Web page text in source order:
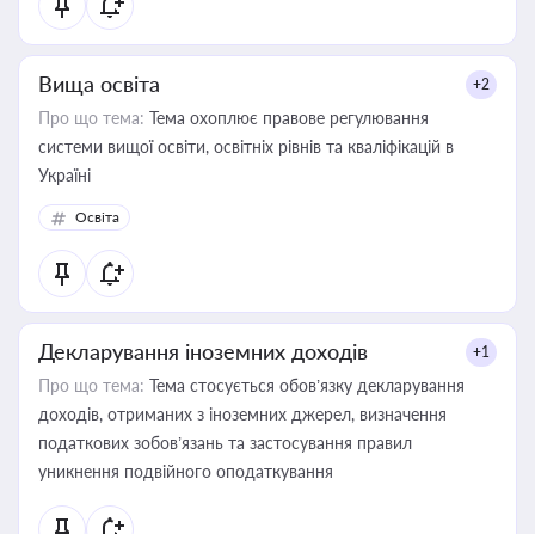
Вища освіта +2
Про що тема: Тема охоплює правове регулювання
системи вищої освіти, освітніх рівнів та кваліфікацій в
Україні
Освіта
Декларування іноземних доходів +1
Про що тема: Тема стосується обов’язку декларування
доходів, отриманих з іноземних джерел, визначення
податкових зобов’язань та застосування правил
уникнення подвійного оподаткування